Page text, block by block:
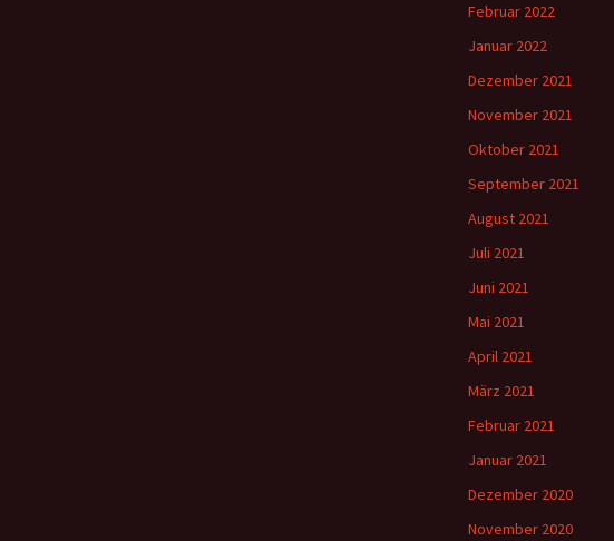
Februar 2022
Januar 2022
Dezember 2021
November 2021
Oktober 2021
September 2021
August 2021
Juli 2021
Juni 2021
Mai 2021
April 2021
März 2021
Februar 2021
Januar 2021
Dezember 2020
November 2020